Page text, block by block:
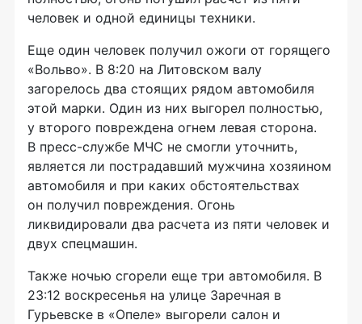
человек и одной единицы техники.
Еще один человек получил ожоги от горящего
«Вольво». В 8:20 на Литовском валу
загорелось два стоящих рядом автомобиля
этой марки. Один из них выгорел полностью,
у второго повреждена огнем левая сторона.
В пресс-службе МЧС не смогли уточнить,
является ли пострадавший мужчина хозяином
автомобиля и при каких обстоятельствах
он получил повреждения. Огонь
ликвидировали два расчета из пяти человек и
двух спецмашин.
Также ночью сгорели еще три автомобиля. В
23:12 воскресенья на улице Заречная в
Гурьевске в «Опеле» выгорели салон и